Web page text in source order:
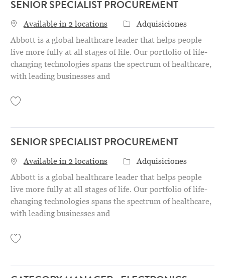
SENIOR SPECIALIST PROCUREMENT
Available in 2 locations Categoría
Adquisiciones
Abbott is a global healthcare leader that helps people
live more fully at all stages of life. Our portfolio of life-
changing technologies spans the spectrum of healthcare,
with leading businesses and
SENIOR SPECIALIST PROCUREMENT
Available in 2 locations Categoría
Adquisiciones
Abbott is a global healthcare leader that helps people
live more fully at all stages of life. Our portfolio of life-
changing technologies spans the spectrum of healthcare,
with leading businesses and